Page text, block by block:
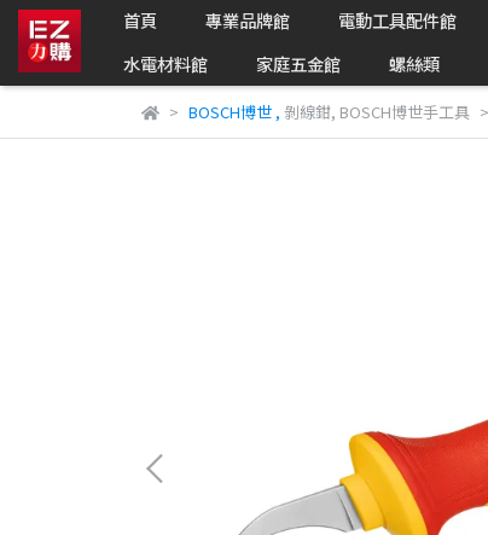
首頁 專業品牌館 電動工具配件館
水電材料館
家庭五金館 螺絲類
BOSCH博世, 剝線鉗, BOSCH博世手工具